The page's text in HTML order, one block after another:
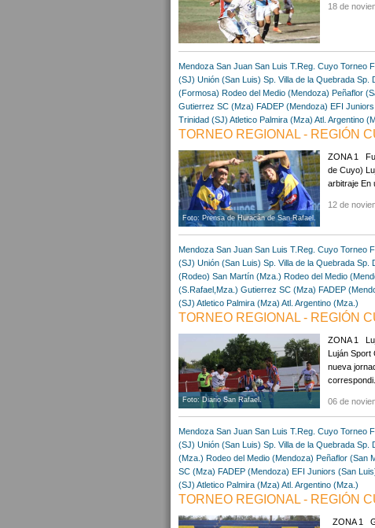
18 de
Mendoza San Juan San Luis T.Reg. Cuyo Torneo
(SJ) Unión (San Luis) Sp. Villa de la Quebrada Sp.
(Formosa) Rodeo del Medio (Mendoza) Peñaflor
Gutierrez SC (Mza) FADEP (Mendoza) EFI
Trinidad (SJ) Atletico Palmira (Mza) Atl. Argentino
TORNEO REGIONAL - REGIÓN
Foto: Prensa de Huracán de San Rafael.
ZONA 1
de Cuyo)
arbitraje En
12 de
Mendoza San Juan San Luis T.Reg. Cuyo Torneo
(SJ) Unión (San Luis) Sp. Villa de la Quebrada Sp.
(Rodeo) San Martín (Mza.) Rodeo del Medio
(S.Rafael,Mza.) Gutierrez SC (Mza) FADEP
(SJ) Atletico Palmira (Mza) Atl. Argentino (Mza.)
TORNEO REGIONAL - REGIÓN
Foto: Diario San Rafael.
ZONA 1
Luján Sport
nueva
correspondi...
06 de
Mendoza San Juan San Luis T.Reg. Cuyo Torneo
(SJ) Unión (San Luis) Sp. Villa de la Quebrada Sp.
(Mza.) Rodeo del Medio (Mendoza) Peñaflor (San
SC (Mza) FADEP (Mendoza) EFI Juniors (San
(SJ) Atletico Palmira (Mza) Atl. Argentino (Mza.)
TORNEO REGIONAL - REGIÓN
ZONA 1